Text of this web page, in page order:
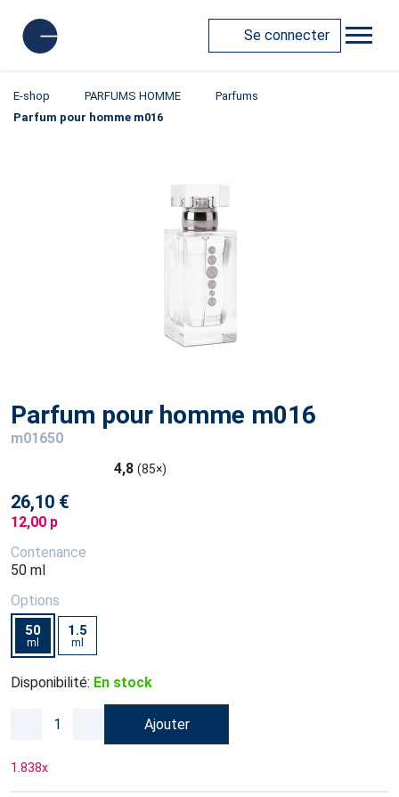
Se connecter
E-shop PARFUMS HOMME
Parfums
Parfum pour homme m016
Parfum pour homme m016
m01650
4,8 (85×)
26,10 €
12,00 p
Contenance
50 ml
Options
50
ml
1.5
ml
Disponibilité: En stock
Ajouter
1.838x